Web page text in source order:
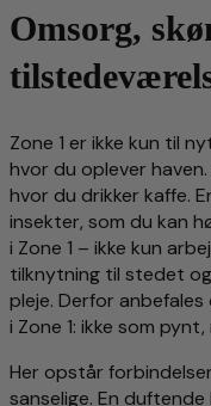
Omsorg,
Zone 1 er ikke kun til
hvor du oplever
hvor du drikker kaffe.
insekter, som du kan
i Zone 1 – ikke kun
tilknytning til stedet
pleje. Derfor
i Zone 1: ikke som
Her opstår
sanselige. En